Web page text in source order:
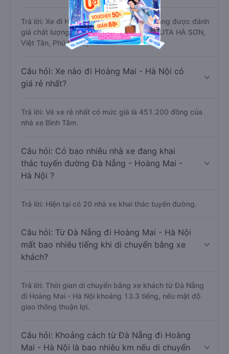
Trả lời: Xe đi Hoàng Mai - Hà Nội từ Đà Nẵng được đánh
giá chất lượng tốt nhất là những nhà xe FUTA HÀ SƠN,
Việt Tân, Phú Mỹ Hạnh.
Câu hỏi: Xe nào đi Hoàng Mai - Hà Nội có
giá rẻ nhất?
Trả lời: Vé xe rẻ nhất có mức giá là 451.200 đồng của
nhà xe Bình Tâm.
Câu hỏi: Có bao nhiêu nhà xe đang khai
thác tuyến đường Đà Nẵng - Hoàng Mai -
Hà Nội ?
Trả lời: Hiện tại có 20 nhà xe khai thác tuyến đường.
Câu hỏi: Từ Đà Nẵng đi Hoàng Mai - Hà Nội
mất bao nhiêu tiếng khi di chuyển bằng xe
khách?
Trả lời: Thời gian di chuyển bằng xe khách từ Đà Nẵng
đi Hoàng Mai - Hà Nội khoảng 13.3 tiếng, nếu mật độ
giao thông thuận lợi.
Câu hỏi: Khoảng cách từ Đà Nẵng đi Hoàng
Mai - Hà Nội là bao nhiêu km nếu di chuyển